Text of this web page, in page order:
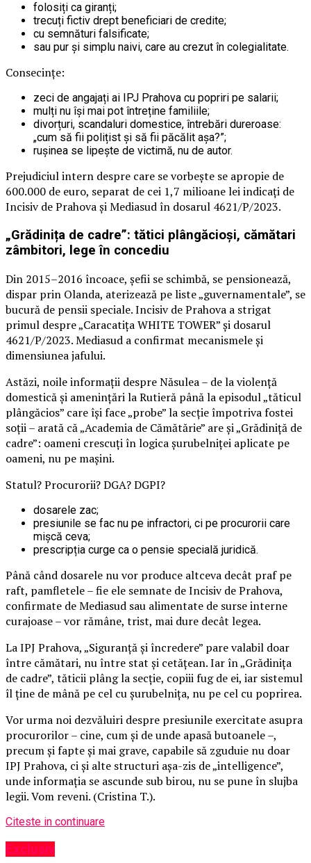
folosiți ca giranți;
trecuți fictiv drept beneficiari de credite;
cu semnături falsificate;
sau pur și simplu naivi, care au crezut în colegialitate.
Consecințe:
zeci de angajați ai IPJ Prahova cu popriri pe salarii;
mulți nu își mai pot întreține familiile;
divorțuri, scandaluri domestice, întrebări dureroase:
„cum să fii polițist și să fii păcălit așa?”;
rușinea se lipește de victimă, nu de autor.
Prejudiciul intern despre care se vorbește se apropie de
600.000 de euro, separat de cei 1,7 milioane lei indicați de
Incisiv de Prahova și Mediasud în dosarul 4621/P/2023.
„Grădinița de cadre”: tătici plângăcioși, cămătari
zâmbitori, lege în concediu
Din 2015–2016 încoace, șefii se schimbă, se pensionează,
dispar prin Olanda, aterizează pe liste „guvernamentale”, se
bucură de pensii speciale. Incisiv de Prahova a strigat
primul despre „Caracatița WHITE TOWER” și dosarul
4621/P/2023. Mediasud a confirmat mecanismele și
dimensiunea jafului.
Astăzi, noile informații despre Năsulea – de la violență
domestică și amenințări la Rutieră până la episodul „tăticul
plângăcios” care își face „probe” la secție împotriva fostei
soții – arată că „Academia de Cămătărie” are și „Grădiniță de
cadre”: oameni crescuți în logica șurubelniței aplicate pe
oameni, nu pe mașini.
Statul? Procurorii? DGA? DGPI?
dosarele zac;
presiunile se fac nu pe infractori, ci pe procurorii care
mișcă ceva;
prescripția curge ca o pensie specială juridică.
Până când dosarele nu vor produce altceva decât praf pe
raft, pamfletele – fie ele semnate de Incisiv de Prahova,
confirmate de Mediasud sau alimentate de surse interne
curajoase – vor rămâne, trist, mai dure decât legea.
La IPJ Prahova, „Siguranță și încredere” pare valabil doar
între cămătari, nu între stat și cetățean. Iar în „Grădinița
de cadre”, tăticii plâng la secție, copiii fug de ei, iar sistemul
îl ține de mână pe cel cu șurubelnița, nu pe cel cu poprirea.
Vor urma noi dezvăluiri despre presiunile exercitate asupra
procurorilor – cine, cum și de unde apasă butoanele –,
precum și fapte și mai grave, capabile să zguduie nu doar
IPJ Prahova, ci și alte structuri așa-zis de „intelligence”,
unde informația se ascunde sub birou, nu se pune în slujba
legii. Vom reveni. (Cristina T.).
Citeste in continuare
Exclusiv